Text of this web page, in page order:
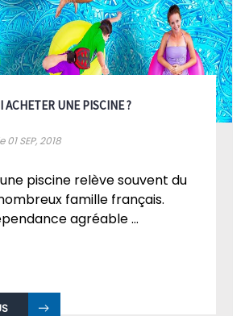
ACHETER UNE PISCINE ?
01SEP, 2018
piscine relève souvent du
famille français.
agréable ...